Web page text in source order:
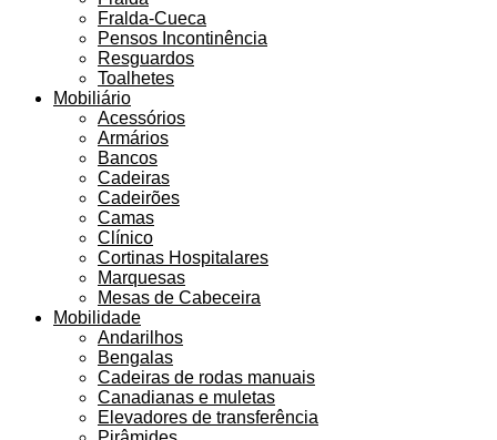
Fralda-Cueca
Pensos Incontinência
Resguardos
Toalhetes
Mobiliário
Acessórios
Armários
Bancos
Cadeiras
Cadeirões
Camas
Clínico
Cortinas Hospitalares
Marquesas
Mesas de Cabeceira
Mobilidade
Andarilhos
Bengalas
Cadeiras de rodas manuais
Canadianas e muletas
Elevadores de transferência